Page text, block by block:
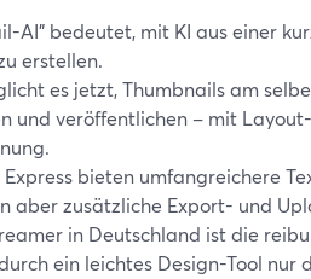
AI" bedeutet, mit KI aus einer
erstellen.
es jetzt, Thumbnails am
und veröffentlichen – mit
bieten umfangreichere
aber zusätzliche Export- und
in Deutschland ist die
ein leichtes Design-Tool nur